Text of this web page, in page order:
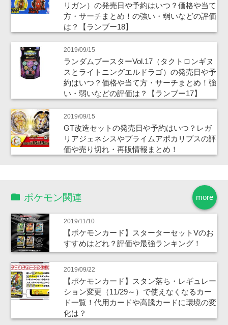
リガン）の発売日や予約はいつ？価格や当て
方・サーチまとめ！の強い・弱いなどの評価
は？【ランブー18】
2019/09/15
ランダムブースターVol.17（タクトロンギヌ
スとライトニングエルドラゴ）の発売日や予
約はいつ？価格や当て方・サーチまとめ！強
い・弱いなどの評価は？【ランブー17】
2019/09/15
GT改造セットの発売日や予約はいつ？レガ
リアジェネシスやプライムアポカリプスの評
価や売り切れ・再販情報まとめ！
more
ポケモン関連
2019/11/10
【ポケモンカード】スターターセットVのお
すすめはどれ？評価や最強ランキング！
2019/09/22
【ポケモンカード】スタン落ち・レギュレー
ション変更（11/29～）で使えなくなるカー
ド一覧！代用カードや高騰カードに環境の変
化は？